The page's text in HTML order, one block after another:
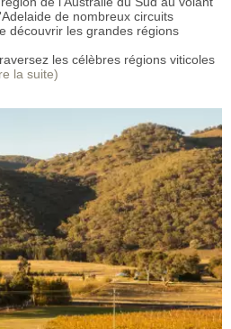
de nombreux circuits
découvrir les grandes régions
les célèbres régions viticoles
la suite)